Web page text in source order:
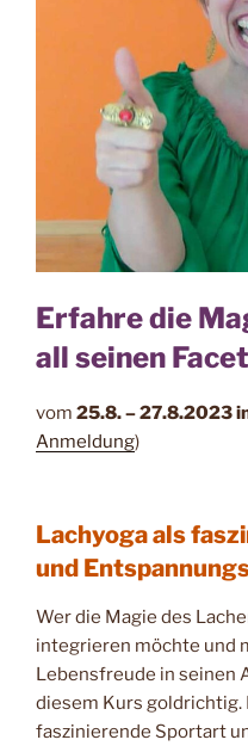
Erfahre die
all seinen
vom 25.8. – 27.8.2023
Anmeldung)
Lachyoga als
und
Wer die Magie des
integrieren möchte und
Lebensfreude in seinen
diesem Kurs goldrichtig.
faszinierende Sportart